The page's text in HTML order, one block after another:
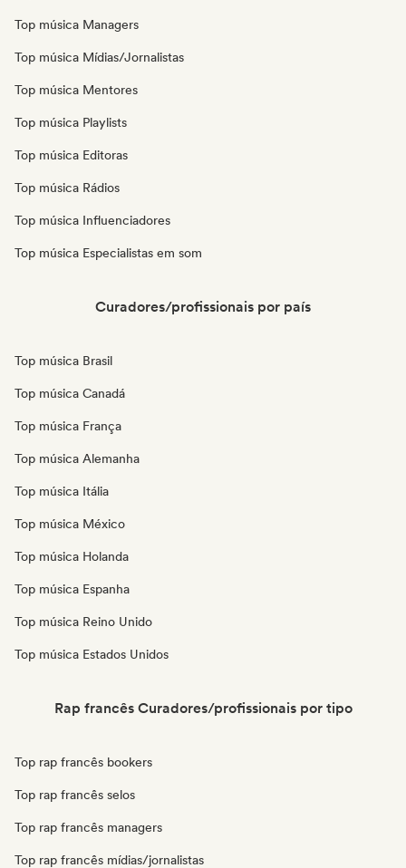
Top música Managers
Top música Mídias/Jornalistas
Top música Mentores
Top música Playlists
Top música Editoras
Top música Rádios
Top música Influenciadores
Top música Especialistas em som
Curadores/profissionais por país
Top música Brasil
Top música Canadá
Top música França
Top música Alemanha
Top música Itália
Top música México
Top música Holanda
Top música Espanha
Top música Reino Unido
Top música Estados Unidos
Rap francês Curadores/profissionais por tipo
Top rap francês bookers
Top rap francês selos
Top rap francês managers
Top rap francês mídias/jornalistas